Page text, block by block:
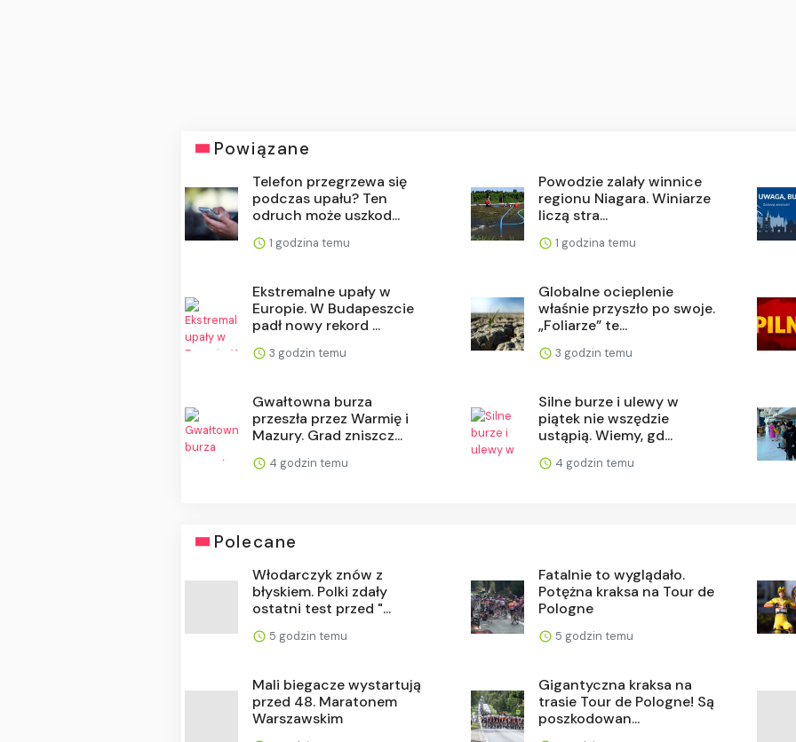
Powiązane
Telefon przegrzewa się
podczas upału? Ten
odruch może uszkod...
1 godzina temu
Powodzie zalały winnice
regionu Niagara. Winiarze
liczą stra...
1 godzina temu
Ekstremalne upały w
Europie. W Budapeszcie
padł nowy rekord ...
3 godzin temu
Globalne ocieplenie
właśnie przyszło po swoje.
„Foliarze” te...
3 godzin temu
Gwałtowna burza
przeszła przez Warmię i
Mazury. Grad zniszcz...
4 godzin temu
Silne burze i ulewy w
piątek nie wszędzie
ustąpią. Wiemy, gd...
4 godzin temu
Polecane
Włodarczyk znów z
błyskiem. Polki zdały
ostatni test przed "...
5 godzin temu
Fatalnie to wyglądało.
Potężna kraksa na Tour de
Pologne
5 godzin temu
Mali biegacze wystartują
przed 48. Maratonem
Warszawskim
Gigantyczna kraksa na
trasie Tour de Pologne! Są
poszkodowan...